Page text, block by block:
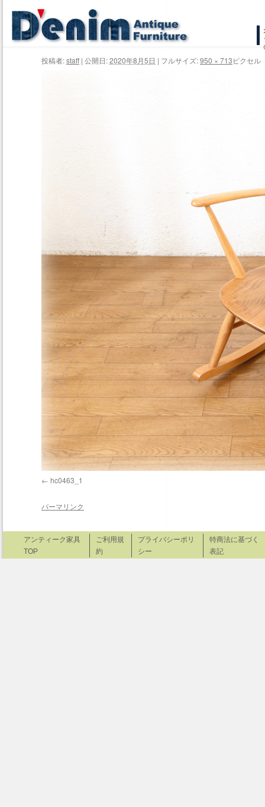
テ
ッ
投稿者:staff | 公開日:2020年8月5日 | フルサイズ:950 × 713ピクセル
hc0463_1
パーマリンク
アンティーク家具
TOP
ご利用規
約
プライバシーポリ
シー
特商法に基づく
表記